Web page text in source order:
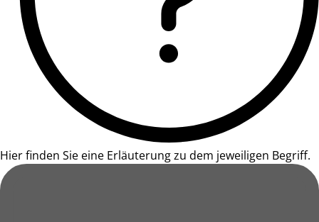
Hier finden Sie eine Erläuterung zu dem jeweiligen Begriff.